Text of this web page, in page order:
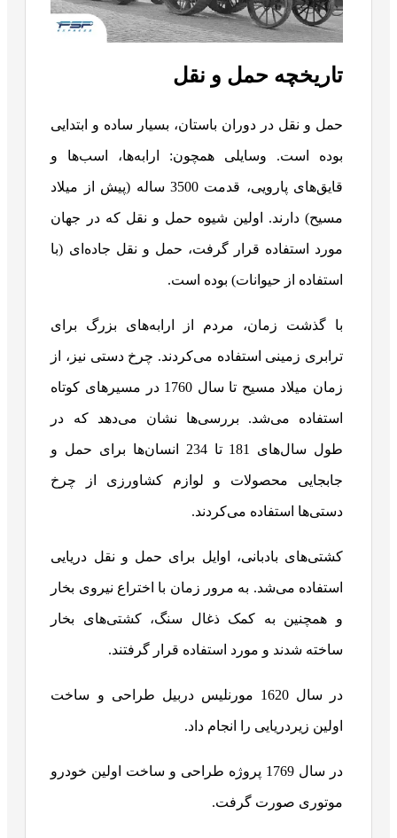
تاریخچه حمل و نقل
حمل و نقل در دوران باستان، بسیار ساده و ابتدایی
بوده است. وسایلی همچون: ارابه‌ها، اسب‌ها و
قایق‌های پارویی، قدمت 3500 ساله (پیش از میلاد
مسیح) دارند. اولین شیوه حمل و نقل که در جهان
مورد استفاده قرار گرفت، حمل و نقل جاده‌ای (با
استفاده از حیوانات) بوده است.
با گذشت زمان، مردم از ارابه‌های بزرگ برای
ترابری زمینی استفاده می‌کردند. چرخ دستی نیز، از
زمان میلاد مسیح تا سال 1760 در مسیرهای کوتاه
استفاده می‌شد. بررسی‌ها نشان می‌دهد که در
طول سال‌های 181 تا 234 انسان‌ها برای حمل و
جابجایی محصولات و لوازم کشاورزی از چرخ
دستی‌ها استفاده می‌کردند.
کشتی‌های بادبانی، اوایل برای حمل و نقل دریایی
استفاده می‌شد. به مرور زمان با اختراع نیروی بخار
و همچنین به کمک ذغال سنگ، کشتی‌های بخار
ساخته شدند و مورد استفاده قرار گرفتند.
در سال 1620 مورنلیس دربیل طراحی و ساخت
اولین زیردریایی را انجام داد.
در سال 1769 پروژه طراحی و ساخت اولین خودرو
موتوری صورت گرفت.